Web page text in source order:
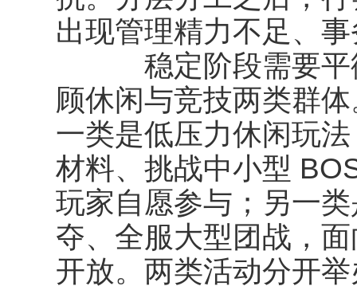
出现管理精力不足、
稳定阶段需要平衡
顾休闲与竞技两类群
一类是低压力休闲玩
材料、挑战中小型
玩家自愿参与；另一
夺、全服大型团战，
开放。两类活动分开